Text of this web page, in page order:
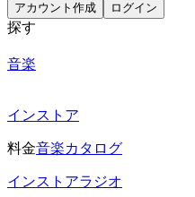
アカウント作成 ログイン
探す
音楽
インストア
料金音楽カタログ
インストアラジオ